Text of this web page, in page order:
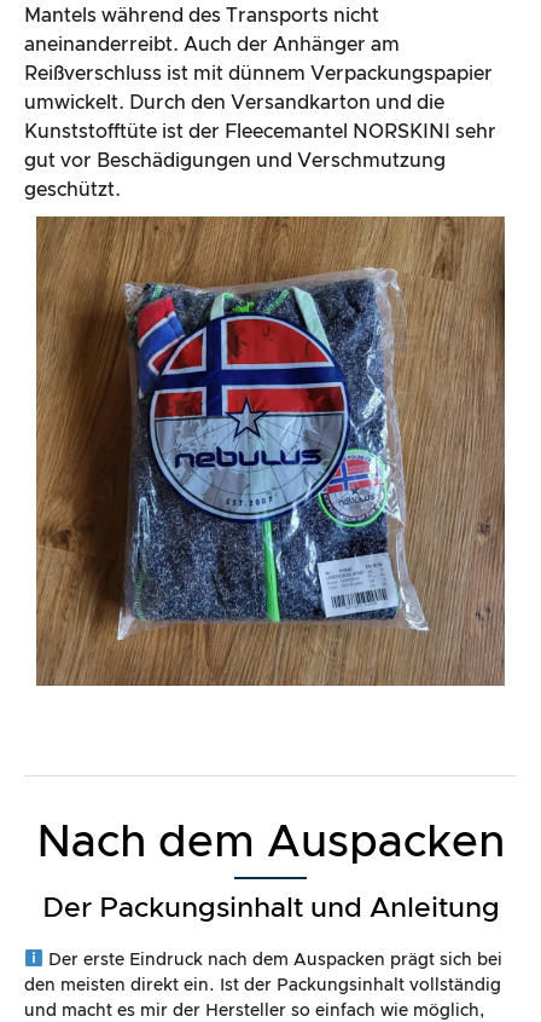
Mantels während des Transports nicht
aneinanderreibt. Auch der Anhänger am
Reißverschluss ist mit dünnem Verpackungspapier
umwickelt. Durch den Versandkarton und die
Kunststofftüte ist der Fleecemantel NORSKINI sehr
gut vor Beschädigungen und Verschmutzung
geschützt.
Nach dem Auspacken
Der Packungsinhalt und Anleitung
Der erste Eindruck nach dem Auspacken prägt sich bei
den meisten direkt ein. Ist der Packungsinhalt vollständig
und macht es mir der Hersteller so einfach wie möglich,